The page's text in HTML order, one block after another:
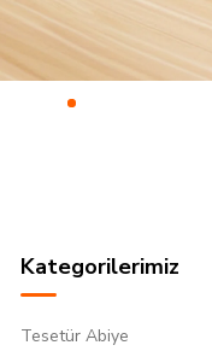
Kategorilerimiz
Tesetür Abiye